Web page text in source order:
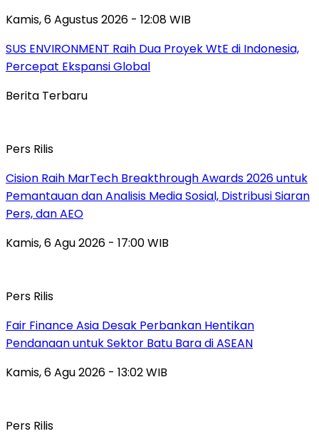
Kamis, 6 Agustus 2026 - 12:08 WIB
SUS ENVIRONMENT Raih Dua Proyek WtE di Indonesia,
Percepat Ekspansi Global
Berita Terbaru
Pers Rilis
Cision Raih MarTech Breakthrough Awards 2026 untuk
Pemantauan dan Analisis Media Sosial, Distribusi Siaran
Pers, dan AEO
Kamis, 6 Agu 2026 - 17:00 WIB
Pers Rilis
Fair Finance Asia Desak Perbankan Hentikan
Pendanaan untuk Sektor Batu Bara di ASEAN
Kamis, 6 Agu 2026 - 13:02 WIB
Pers Rilis